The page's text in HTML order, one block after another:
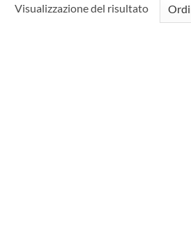
Visualizzazione del risultato